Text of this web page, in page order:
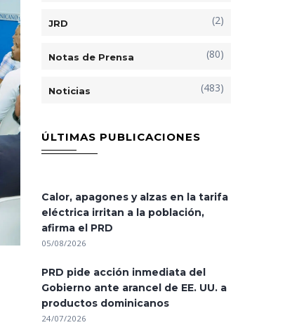
JRD (2)
Notas de Prensa (80)
Noticias (483)
ÚLTIMAS PUBLICACIONES
Calor, apagones y alzas en la tarifa
eléctrica irritan a la población,
afirma el PRD
05/08/2026
PRD pide acción inmediata del
Gobierno ante arancel de EE. UU. a
productos dominicanos
24/07/2026